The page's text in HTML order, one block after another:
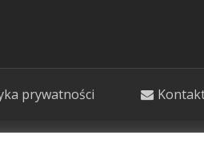
prywatności
leczniczym i kosmetycznym.